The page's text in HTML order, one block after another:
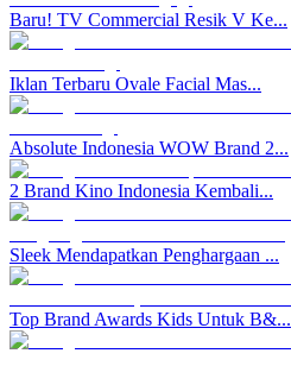
Baru! TV Commercial Resik V Ke...
Iklan Terbaru Ovale Facial Mas...
Absolute Indonesia WOW Brand 2...
2 Brand Kino Indonesia Kembali...
Sleek Mendapatkan Penghargaan ...
Top Brand Awards Kids Untuk B&...